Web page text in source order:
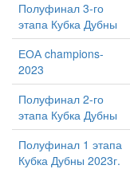
Полуфинал 3-го
этапа Кубка Дубны
ЕОА champions-
2023
Полуфинал 2-го
этапа Кубка Дубны
Полуфинал 1 этапа
Кубка Дубны 2023г.